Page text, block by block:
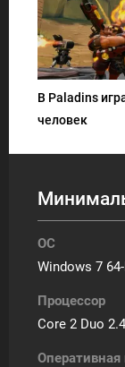
В Paladins
человек
ОС
Windows 7
Процессор
Core 2 Duo
Оперативная